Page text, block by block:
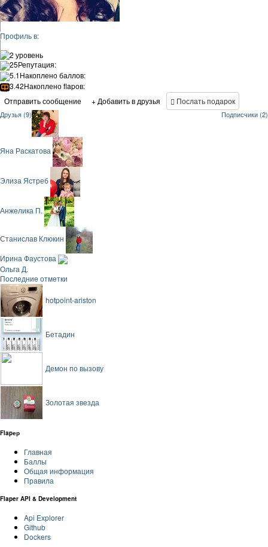
Профиль в:
2 уровень
25Репутация:
5.1Накоплено баллов:
3.42Накоплено flapов:
Отправить сообщение
+ Добавить в друзья Послать подарок
Друзья (9) Подписчики (2)
Яна Раскатова
Элиза Ястреб
Анжелика П.
Станислав Клюкин
Ирина Фаустова
Ольга Д.
Последние отметки
hotpoint-ariston
Бетадин
Демон по вызову
Золотая звезда
Flapер
Главная
Баллы
Общая информация
Правила
Flaper API & Development
Api Explorer
Github
Dockers